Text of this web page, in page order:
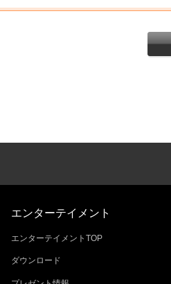
エンターテイメント
エンターテイメントTOP
ダウンロード